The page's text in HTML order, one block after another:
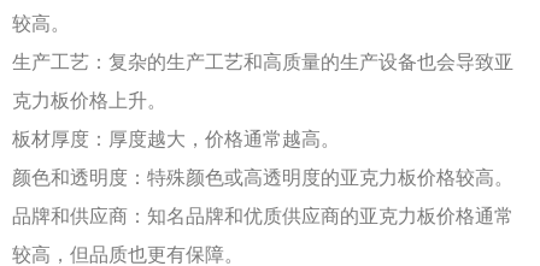
较高。
生产工艺：复杂的生产工艺和高质量的生产设备也会导致亚
克力板价格上升。
板材厚度：厚度越大，价格通常越高。
颜色和透明度：特殊颜色或高透明度的亚克力板价格较高。
品牌和供应商：知名品牌和优质供应商的亚克力板价格通常
较高，但品质也更有保障。